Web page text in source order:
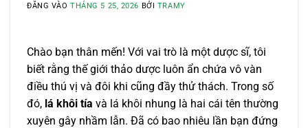
ĐĂNG VÀOTHÁNG 5 25, 2026 BỞI TRAMY
Chào bạn thân mến! Với vai trò là một dược sĩ, tôi
biết rằng thế giới thảo dược luôn ẩn chứa vô vàn
điều thú vị và đôi khi cũng đầy thử thách. Trong số
đó, lá khôi tía và lá khôi nhung là hai cái tên thường
xuyên gây nhầm lẫn. Đã có bao nhiêu lần bạn đứng